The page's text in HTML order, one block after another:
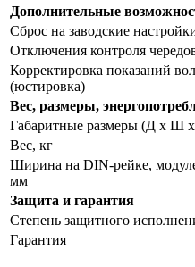
Дополнительные
Сброс на заводские
Отключения контроля
Корректировка показаний
(юстировка)
Вес, размеры,
Габаритные размеры (Д х Ш
Вес, кг
Ширина на DIN-рейке,
мм
Защита и гарантия
Степень защитного
Гарантия